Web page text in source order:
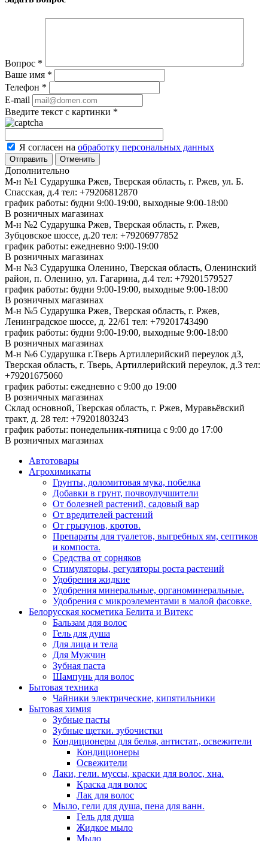
Вопрос *
Ваше имя *
Телефон *
E-mail
Введите текст с картинки *
Я согласен на обработку персональных данных
Отменить
Дополнительно
М-н №1 Сударушка Ржев, Тверская область, г. Ржев, ул. Б.
Спасская, д.4 тел: +79206812870
график работы: будни 9:00-19:00, выходные 9:00-18:00
В розничных магазинах
М-н №2 Cударушка Ржев, Тверская область, г. Ржев,
Зубцовское шоссе, д.20 тел: +79206977852
график работы: ежедневно 9:00-19:00
В розничных магазинах
М-н №3 Сударушка Оленино, Тверская область, Оленинский
район, п. Оленино, ул. Гагарина, д.4 тел: +79201579527
график работы: будни 9:00-19:00, выходные 9:00-18:00
В розничных магазинах
М-н №5 Сударушка Ржев, Тверская область, г. Ржев,
Ленинградское шоссе, д. 22/61 тел: +79201743490
график работы: будни 9:00-19:00, выходные 9:00-18:00
В розничных магазинах
М-н №6 Сударушка г.Тверь Артиллерийский переулок д3,
Тверская область, г. Тверь, Артиллерийский переулок, д.3 тел:
+79201675060
график работы: ежедневно с 9:00 до 19:00
В розничных магазинах
Склад основной, Тверская область, г. Ржев, Муравьёвский
тракт, д. 28 тел: +79201803243
график работы: понедельник-пятница с 9:00 до 17:00
В розничных магазинах
Автотовары
Агрохимикаты
Грунты, доломитовая мука, побелка
Добавки в грунт, почвоулучшители
От болезней растений, садовый вар
От вредителей растений
От грызунов, кротов.
Препараты для туалетов, выгребных ям, септиков
и компоста.
Средства от сорняков
Стимуляторы, регуляторы роста растений
Удобрения жидкие
Удобрения минеральные, органоминеральные.
Удобрения с микроэлементами в малой фасовке.
Белорусская косметика Белита и Витекс
Бальзам для волос
Гель для душа
Для лица и тела
Для Мужчин
Зубная паста
Шампунь для волос
Бытовая техника
Чайники электрические, кипятильники
Бытовая химия
Зубные пасты
Зубные щетки. зубочистки
Кондиционеры для белья, антистат., освежители
Кондиционеры
Освежители
Лаки, гели. муссы, краски для волос, хна.
Краска для волос
Лак для волос
Мыло, гели для душа, пена для ванн.
Гель для душа
Жидкое мыло
Мыло